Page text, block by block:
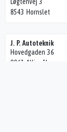
8543 Hornslet
J. P. Autoteknik
Hovedgaden 36
8961 Allingåbro